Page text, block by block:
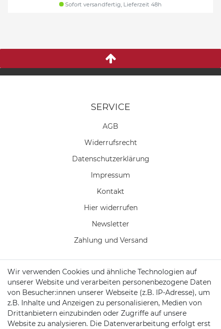
Sofort versandfertig, Lieferzeit 48h
SERVICE
AGB
Widerrufs­recht
Daten­schutz­erklärung
Impressum
Kontakt
Hier widerrufen
Newsletter
Zahlung und Versand
KONTAKT
Telefon:04102 7789720
Wir verwenden Cookies und ähnliche Technologien auf
unserer Website und verarbeiten personenbezogene Daten
von Besucher:innen unserer Webseite (z.B. IP-Adresse), um
z.B. Inhalte und Anzeigen zu personalisieren, Medien von
Drittanbietern einzubinden oder Zugriffe auf unsere
Website zu analysieren. Die Datenverarbeitung erfolgt erst